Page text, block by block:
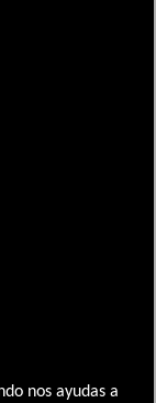
nos ayudas a